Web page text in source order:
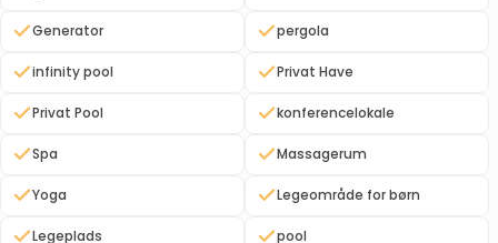
Generator pergola
infinity pool Privat Have
Privat Pool konferencelokale
Spa Massagerum
Yoga Legeområde for børn
Legeplads pool